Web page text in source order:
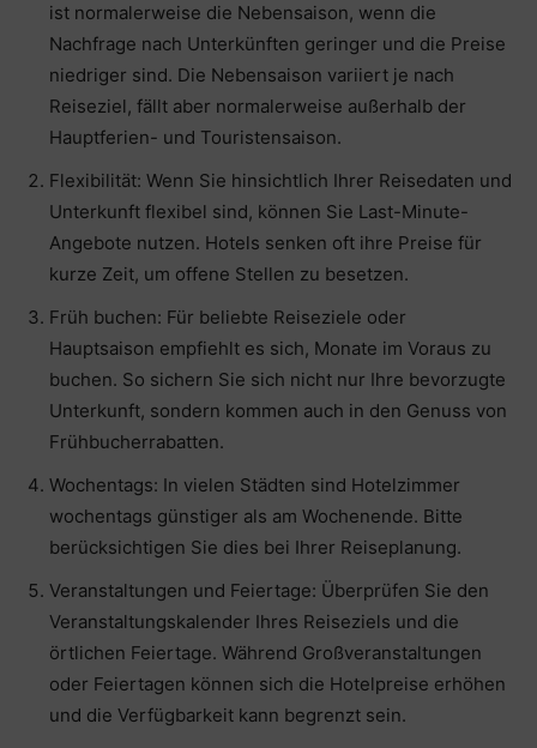
ist normalerweise die Nebensaison, wenn die
Nachfrage nach Unterkünften geringer und die Preise
niedriger sind. Die Nebensaison variiert je nach
Reiseziel, fällt aber normalerweise außerhalb der
Hauptferien- und Touristensaison.
Flexibilität: Wenn Sie hinsichtlich Ihrer Reisedaten und
Unterkunft flexibel sind, können Sie Last-Minute-
Angebote nutzen. Hotels senken oft ihre Preise für
kurze Zeit, um offene Stellen zu besetzen.
Früh buchen: Für beliebte Reiseziele oder
Hauptsaison empfiehlt es sich, Monate im Voraus zu
buchen. So sichern Sie sich nicht nur Ihre bevorzugte
Unterkunft, sondern kommen auch in den Genuss von
Frühbucherrabatten.
Wochentags: In vielen Städten sind Hotelzimmer
wochentags günstiger als am Wochenende. Bitte
berücksichtigen Sie dies bei Ihrer Reiseplanung.
Veranstaltungen und Feiertage: Überprüfen Sie den
Veranstaltungskalender Ihres Reiseziels und die
örtlichen Feiertage. Während Großveranstaltungen
oder Feiertagen können sich die Hotelpreise erhöhen
und die Verfügbarkeit kann begrenzt sein.